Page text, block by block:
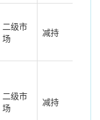
二级市
场
减持
二级市
场
减持